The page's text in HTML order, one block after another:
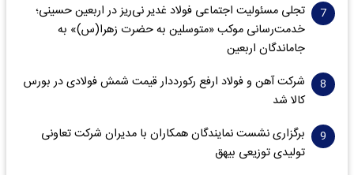
تجلی مسئولیت اجتماعی فولاد غدیر نی‌ریز در اربعین حسینی؛
خدمت‌رسانی موکب «متوسلین به حضرت زهرا(س)» به
جاماندگان اربعین
شرکت آهن و فولاد ارفع رکورددار قیمت شمش فولادی در بورس
کالا شد
برگزاری نشست نمایندگان همکاران با مدیران شرکت تعاونی
تولیدی توزیعی بیهق